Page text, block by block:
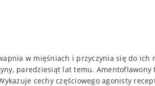
w mięśniach i przyczynia się do ich
paredziesiąt lat temu.
cechy częściowego agonisty